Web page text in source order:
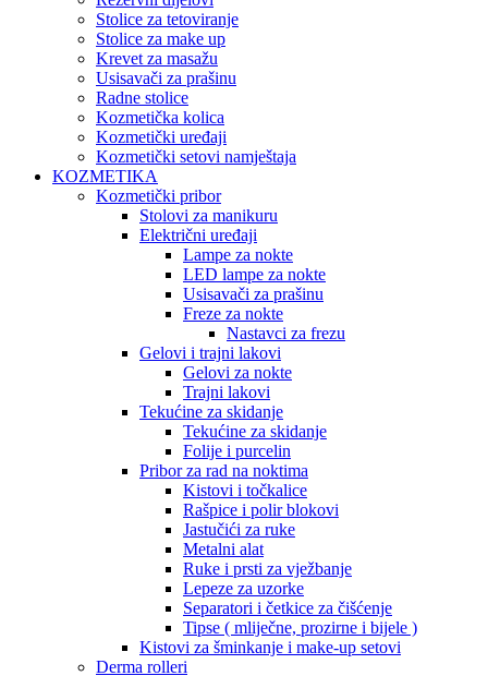
Stolice za tetoviranje
Stolice za make up
Krevet za masažu
Usisavači za prašinu
Radne stolice
Kozmetička kolica
Kozmetički uređaji
Kozmetički setovi namještaja
KOZMETIKA
Kozmetički pribor
Stolovi za manikuru
Električni uređaji
Lampe za nokte
LED lampe za nokte
Usisavači za prašinu
Freze za nokte
Nastavci za frezu
Gelovi i trajni lakovi
Gelovi za nokte
Trajni lakovi
Tekućine za skidanje
Tekućine za skidanje
Folije i purcelin
Pribor za rad na noktima
Kistovi i točkalice
Rašpice i polir blokovi
Jastučići za ruke
Metalni alat
Ruke i prsti za vježbanje
Lepeze za uzorke
Separatori i četkice za čišćenje
Tipse ( mliječne, prozirne i bijele )
Kistovi za šminkanje i make-up setovi
Derma rolleri